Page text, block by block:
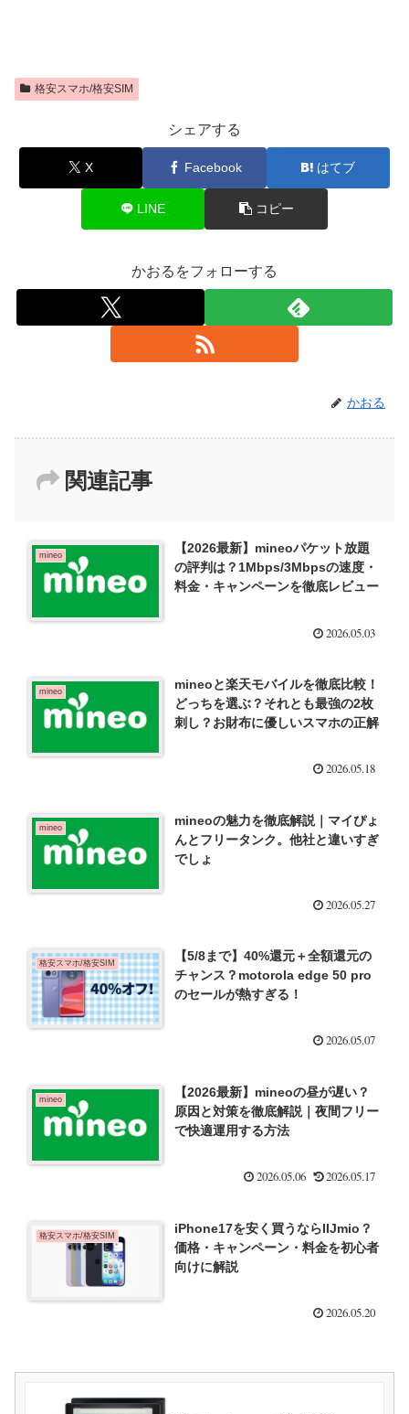
格安スマホ/格安SIM
シェアする
X Facebook はてブ
LINE コピー
かおるをフォローする
かおる
関連記事
mineo
【2026最新】mineoパケット放題
の評判は？1Mbps/3Mbpsの速度・
料金・キャンペーンを徹底レビュー
2026.05.03
mineo
mineoと楽天モバイルを徹底比較！
どっちを選ぶ？それとも最強の2枚
刺し？お財布に優しいスマホの正解
2026.05.18
mineo
mineoの魅力を徹底解説｜マイぴょ
んとフリータンク。他社と違いすぎ
でしょ
2026.05.27
格安スマホ/格安SIM
【5/8まで】40%還元＋全額還元の
チャンス？motorola edge 50 pro
のセールが熱すぎる！
2026.05.07
mineo
【2026最新】mineoの昼が遅い？
原因と対策を徹底解説｜夜間フリー
で快適運用する方法
2026.05.06 2026.05.17
格安スマホ/格安SIM
iPhone17を安く買うならIIJmio？
価格・キャンペーン・料金を初心者
向けに解説
2026.05.20